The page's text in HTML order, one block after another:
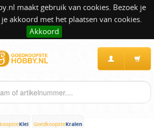
maakt gebruik van cookies. Bezoek je
akkoord met het plaatsen van cookies.
Akkoord
Klei GoedkoopsteKralen